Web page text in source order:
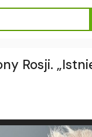
Rosji.